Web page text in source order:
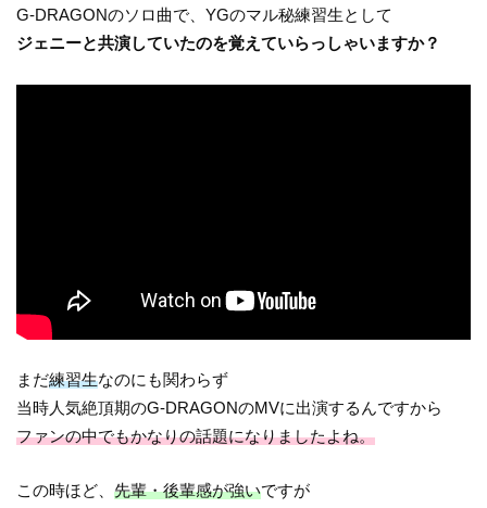
G-DRAGONのソロ曲で、YGのマル秘練習生として
ジェニーと共演していたのを覚えていらっしゃいますか？
まだ練習生なのにも関わらず
当時人気絶頂期のG-DRAGONのMVに出演するんですから
ファンの中でもかなりの話題になりましたよね。
この時ほど、先輩・後輩感が強いですが